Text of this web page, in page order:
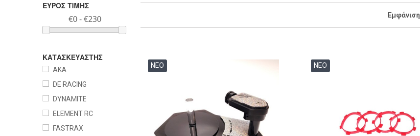
ΕΥΡΟΣ ΤΙΜΗΣ
ΚΑΤΑΣΚΕΥΑΣΤΗΣ
AKA
DE RACING
DYNAMITE
ELEMENT RC
FASTRAX
Εμφάνιση
ΝΕΟ ΝΕΟ